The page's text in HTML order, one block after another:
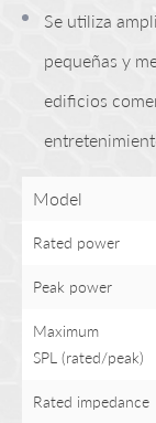
Se utiliza
pequeñas y
edificios
Model
Rated power
Peak power
Maximum
SPL (rated/peak)
Rated impedance